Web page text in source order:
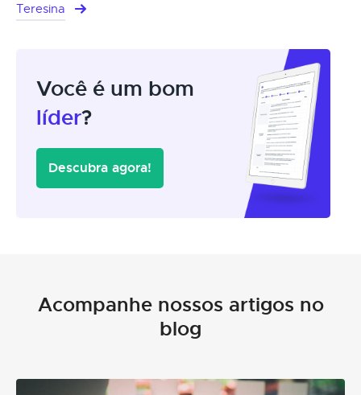
Teresina
Você é um bom
líder?
Descubra agora!
Acompanhe nossos artigos no
blog